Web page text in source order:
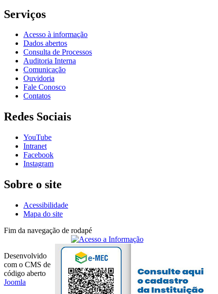
Serviços
Acesso à informação
Dados abertos
Consulta de Processos
Auditoria Interna
Comunicação
Ouvidoria
Fale Conosco
Contatos
Redes Sociais
YouTube
Intranet
Facebook
Instagram
Sobre o site
Acessibilidade
Mapa do site
Fim da navegação de rodapé
Desenvolvido
com o CMS de
código aberto
Joomla